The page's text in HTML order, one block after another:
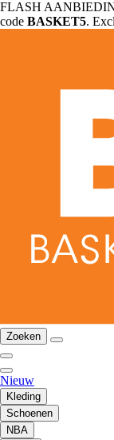
FLASH
code BASKET5.
Zoeken
Nieuw
Kleding
Schoenen
NBA